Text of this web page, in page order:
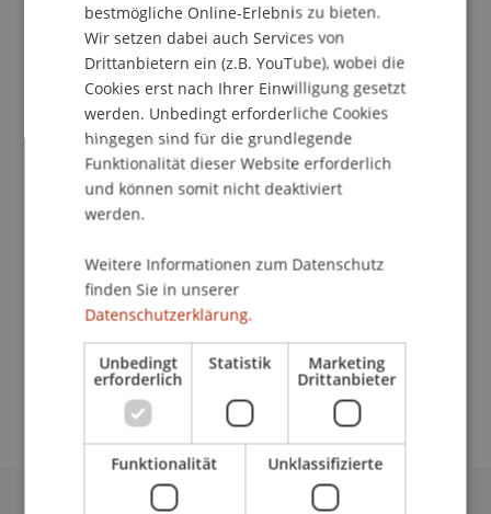
School/Professur:
Studienverwaltung Bachelorstudiengang
Architektur
Das Institut für Architektur und Raumentwicklung
präsentiert seine Entwurfsprojekte des
Wintersemesters 10/11.
werden exemplarische Arbeiten in Form von
Plänen und Modellen ausgestellt. Sie ermöglichen
einen guten Einblick in das kreative Schaffen der
Studierenden vom ersten Semester bis zur
Bachelor- und Masterthesis.
bestmögliche Online-Erlebnis zu bieten.
Wir setzen dabei auch Services von
Drittanbietern ein (z.B. YouTube), wobei die
Cookies erst nach Ihrer Einwilligung gesetzt
werden. Unbedingt erforderliche Cookies
hingegen sind für die grundlegende
Funktionalität dieser Website erforderlich
und können somit nicht deaktiviert
werden.
Weitere Informationen zum Datenschutz
finden Sie in unserer
Datenschutzerklärung.
Unbedingt
erforderlich
Statistik Marketing
Drittanbieter
Funktionalität Unklassifizierte